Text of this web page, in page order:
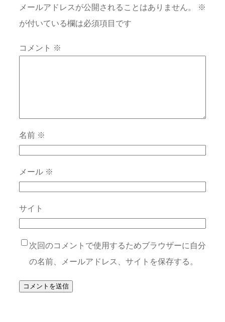
メールアドレスが公開されることはありません。
※
が付いている欄は必須項目です
コメント ※
名前 ※
メール ※
サイト
次回のコメントで使用するためブラウザーに自分
の名前、メールアドレス、サイトを保存する。